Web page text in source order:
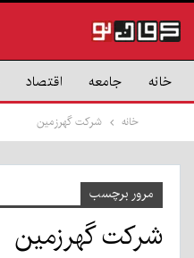
خانه جامعه اقتصاد
خانه شرکت گهرزمین
مرور برچسب
شرکت گهرزمین